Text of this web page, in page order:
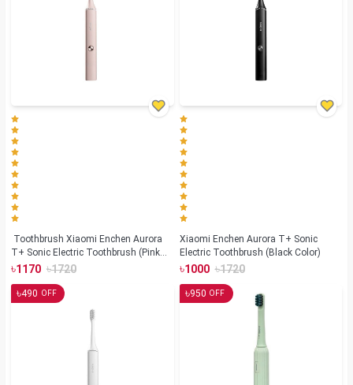
Toothbrush Xiaomi Enchen Aurora
T+ Sonic Electric Toothbrush (Pink
Color)
৳1170 ৳1720
Xiaomi Enchen Aurora T+ Sonic
Electric Toothbrush (Black Color)
৳1000 ৳1720
৳490 OFF ৳950 OFF